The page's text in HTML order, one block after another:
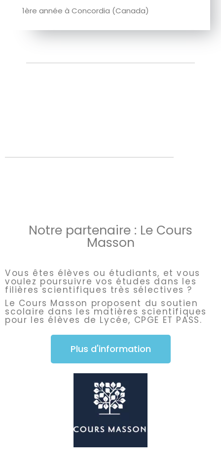
1ère année à Concordia (Canada)
Notre partenaire : Le Cours
Masson
Vous êtes élèves ou étudiants, et vous
voulez poursuivre vos études dans les
filières scientifiques très sélectives ?
Le Cours Masson proposent du soutien
scolaire dans les matières scientifiques
pour les élèves de Lycée, CPGE ET PASS.
Plus d'information